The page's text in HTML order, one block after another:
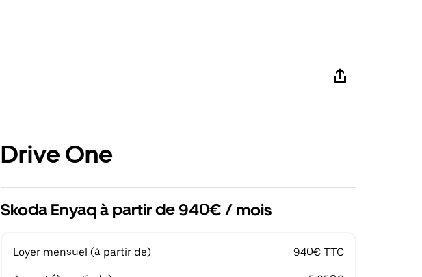
Drive One
Skoda Enyaq à partir de 940€ / mois
Loyer mensuel (à partir de) 940€ TTC